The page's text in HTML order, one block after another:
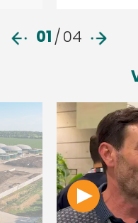
01/04